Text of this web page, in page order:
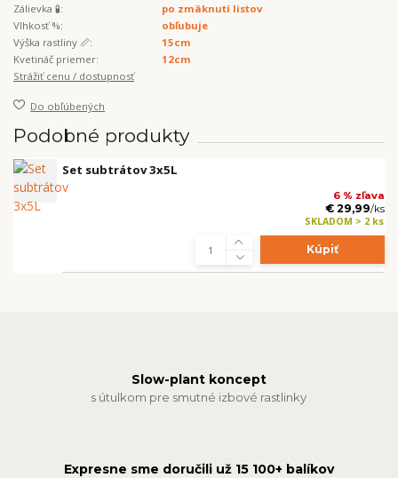
Zálievka 🧪:
po zmäknutí listov
Vlhkosť %:
obľubuje
Výška rastliny 📏:
15cm
Kvetináč priemer:
12cm
Strážiť cenu / dostupnosť
Do obľúbených
Podobné produkty
Set subtrátov 3x5L
6 % zľava
€ 29,99/ks
SKLADOM > 2 ks
Kúpiť
Slow-plant koncept
s útulkom pre smutné izbové rastlinky
Expresne sme doručili už 15 100+ balíkov